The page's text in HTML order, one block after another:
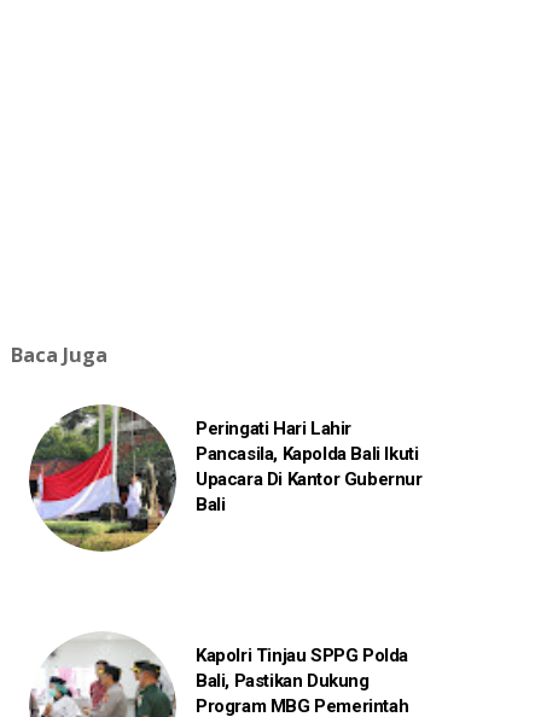
Baca Juga
Peringati Hari Lahir
Pancasila, Kapolda Bali Ikuti
Upacara Di Kantor Gubernur
Bali
Kapolri Tinjau SPPG Polda
Bali, Pastikan Dukung
Program MBG Pemerintah